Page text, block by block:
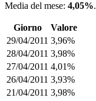
Media del mese: 4,05%.
Giorno
Valore
29/04/2011 3,96%
28/04/2011 3,98%
27/04/2011 4,01%
26/04/2011 3,93%
21/04/2011 3,98%